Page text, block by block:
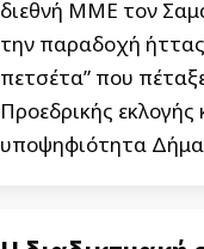
διεθνή ΜΜΕ τον
την παραδοχή ήττας
πετσέτα” που
Προεδρικής εκλογής
υποψηφιότητα